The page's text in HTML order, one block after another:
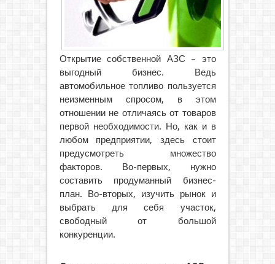
Открытие собственной АЗС – это
выгодный бизнес. Ведь
автомобильное топливо пользуется
неизменным спросом, в этом
отношении не отличаясь от товаров
первой необходимости. Но, как и в
любом предприятии, здесь стоит
предусмотреть множество
факторов. Во-первых, нужно
составить продуманный бизнес-
план. Во-вторых, изучить рынок и
выбрать для себя участок,
свободный от большой
конкуренции.